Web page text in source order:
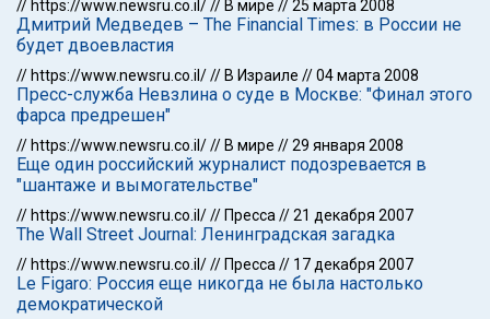
// https://www.newsru.co.il/ // В мире // 25 марта 2008
Дмитрий Медведев – The Financial Times: в России не
будет двоевластия
// https://www.newsru.co.il/// В Израиле //04 марта 2008
Пресс-служба Невзлина о суде в Москве: "Финал этого
фарса предрешен"
// https://www.newsru.co.il/// В мире //29 января 2008
Еще один российский журналист подозревается в
"шантаже и вымогательстве"
// https://www.newsru.co.il/// Пресса //21 декабря 2007
The Wall Street Journal: Ленинградская загадка
// https://www.newsru.co.il/// Пресса // 17 декабря 2007
Le Figaro: Россия еще никогда не была настолько
демократической